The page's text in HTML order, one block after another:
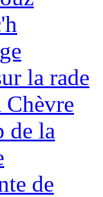
la rade
Chèvre
de la
de